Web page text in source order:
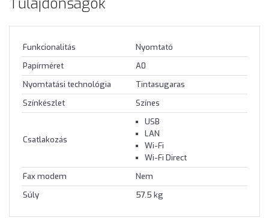
Tulajdonságok
Funkcionalitás
Nyomtató
Papírméret
A0
Nyomtatási technológia
Tintasugaras
Színkészlet
Színes
Csatlakozás
USB
LAN
Wi-Fi
Wi-Fi Direct
Fax modem
Nem
Súly
57.5 kg